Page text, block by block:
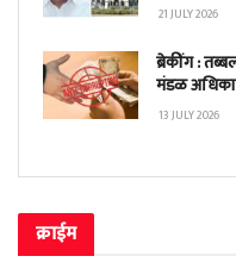
21 JULY 2026
ब्रेकींग :
मंडळ
13 JULY 2026
क्राईम